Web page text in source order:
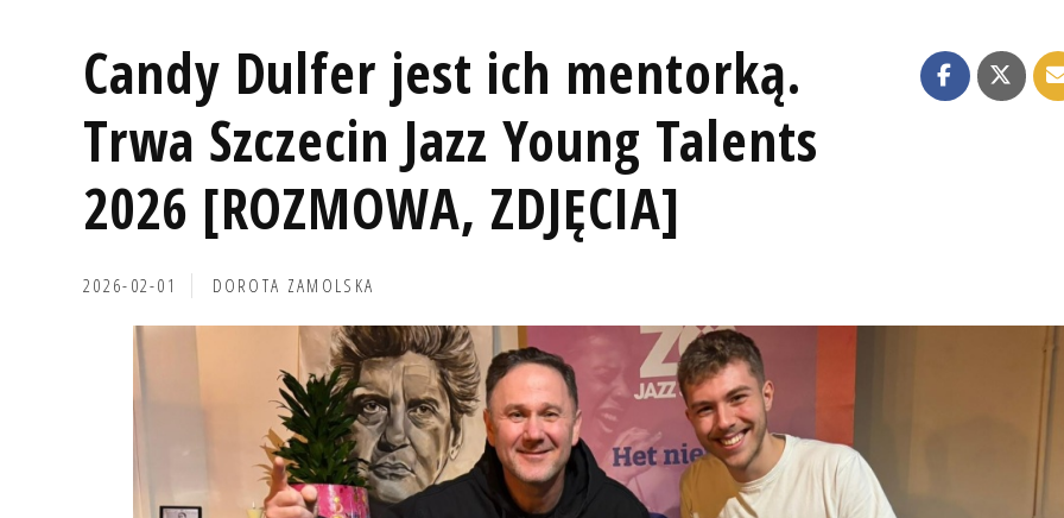
Candy Dulfer jest ich mentorką.
Trwa Szczecin Jazz Young Talents
2026 [ROZMOWA, ZDJĘCIA]
2026-02-01 DOROTA ZAMOLSKA